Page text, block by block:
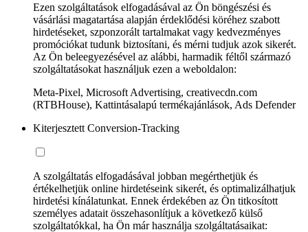
Ezen szolgáltatások elfogadásával az Ön böngészési és
vásárlási magatartása alapján érdeklődési köréhez szabott
hirdetéseket, szponzorált tartalmakat vagy kedvezményes
promóciókat tudunk biztosítani, és mérni tudjuk azok sikerét.
Az Ön beleegyezésével az alábbi, harmadik féltől származó
szolgáltatásokat használjuk ezen a weboldalon:
Meta-Pixel, Microsoft Advertising, creativecdn.com
(RTBHouse), Kattintásalapú termékajánlások, Ads Defender
Kiterjesztett Conversion-Tracking
A szolgáltatás elfogadásával jobban megérthetjük és
értékelhetjük online hirdetéseink sikerét, és optimalizálhatjuk
hirdetési kínálatunkat. Ennek érdekében az Ön titkosított
személyes adatait összehasonlítjuk a következő külső
szolgáltatókkal, ha Ön már használja szolgáltatásaikat: